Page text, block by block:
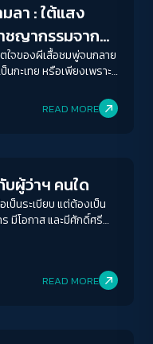
ลา : ใต้แสง
ชญากรรมจาก
จของผีเสื้อชมพู่จนกลาย
นกะเทย หรือเพียงเพราะ
READ MORE
ผู้ว่าฯ คนใด
เป็นระเบียบ แต่ต้องเป็น
มีโอกาส และมีศักดิ์ศรี
READ MORE